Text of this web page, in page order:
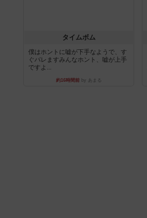
タイムボム
僕はホントに嘘が下手なようで、す
ぐバレますみんなホント、嘘が上手
ですよ...
約16時間前by あまる